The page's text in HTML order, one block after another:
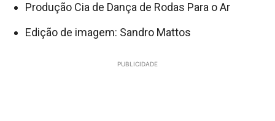
Produção Cia de Dança de Rodas Para o Ar
Edição de imagem: Sandro Mattos
PUBLICIDADE